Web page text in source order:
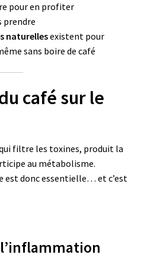
pour en profiter
prendre
naturellesexistent pour
sans boire de café
café sur le
filtre les toxines, produit la
au métabolisme.
est donc essentielle… et c’est